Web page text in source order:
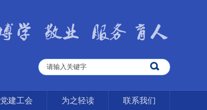
党建工会 为之轻读 联系我们